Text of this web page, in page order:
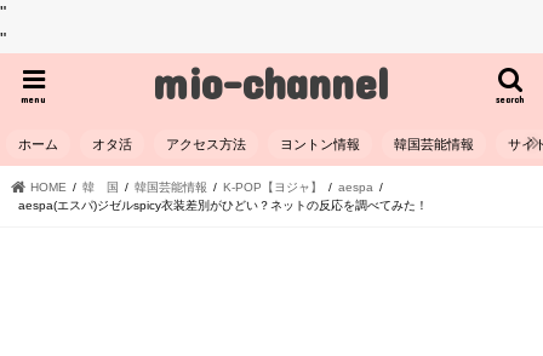
"
"
mio-channel search
menu
ホーム オタ活 アクセス方法 ヨントン情報 韓国芸能情報 サイ
HOME 韓 国 韓国芸能情報 K-POP【ヨジャ】
aespa
aespa(エスパ)ジゼルspicy衣装差別がひどい？ネットの反応を調べてみた！